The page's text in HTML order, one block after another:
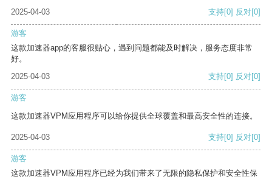
2025-04-03
支持[0] 反对[0]
游客
这款加速器app的客服很贴心，遇到问题都能及时解决，服务态度非常
好。
2025-04-03
支持[0] 反对[0]
游客
这款加速器VPM应用程序可以给你提供全球覆盖和最高安全性的连接。
2025-04-03 支持[0] 反对[0]
游客
这款加速器VPM应用程序已经为我们带来了无限的隐私保护和安全性保